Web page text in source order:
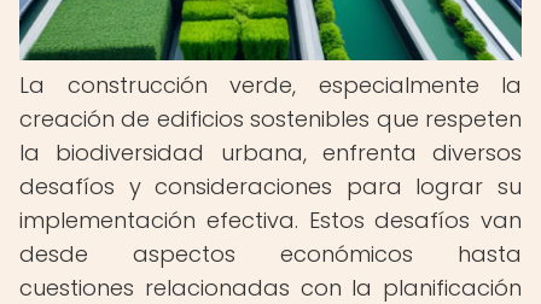
La construcción verde, especialmente la
creación de edificios sostenibles que respeten
la biodiversidad urbana, enfrenta diversos
desafíos y consideraciones para lograr su
implementación efectiva. Estos desafíos van
desde aspectos económicos hasta
cuestiones relacionadas con la planificación